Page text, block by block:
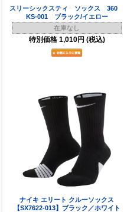
スリーシックスティ ソックス 360
KS-001 ブラック/イエロー
在庫なし
特別価格 1,010円 (税込)
ナイキ エリート クルーソックス
【SX7622-013】ブラック／ホワイト